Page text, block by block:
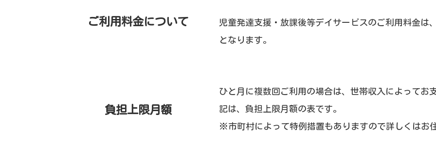
ご利用料金について
児童発達支援・放課後等デイサービスのご利用料金は
となります。
負担上限月額
ひと月に複数回ご利用の場合は、世帯収入によってお
記は、負担上限月額の表です。
※市町村によって特例措置もありますので詳しくはお